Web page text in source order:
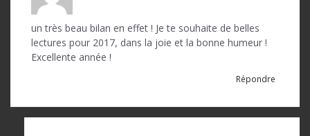
un très beau bilan en effet ! Je te souhaite de belles
lectures pour 2017, dans la joie et la bonne humeur !
Excellente année !
Répondre